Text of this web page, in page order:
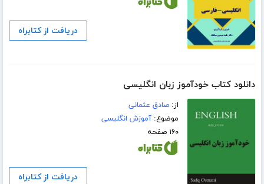
دریافت از کتابراه
دانلود کتاب خودآموز زبان انگلیسی
از:صادق عثمانی
موضوع:آموزش انگلیسی
۱۶۰ صفحه
دریافت از کتابراه